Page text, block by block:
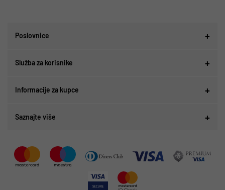
Poslovnice
Služba za korisnike
Informacije za kupce
Saznajte više